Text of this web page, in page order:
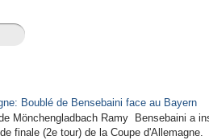
Boublé de Bensebaini face au Bayern
de Mönchengladbach Ramy Bensebaini a
finale (2e tour) de la Coupe d'Allemagne.